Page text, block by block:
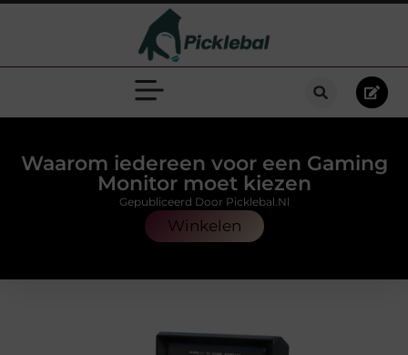
Waarom iedereen voor een Gaming
Monitor moet kiezen
Winkelen
Gepubliceerd Door Picklebal.nl